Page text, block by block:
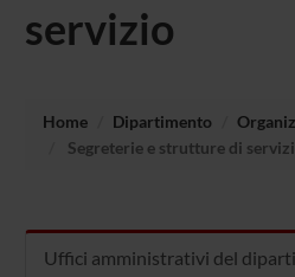
servizio
Home Dipartimento
Segreterie e strutture di
Uffici amministrativi del